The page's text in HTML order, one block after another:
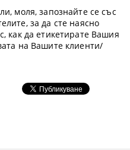
моля, запознайте се със
за да сте наясно
как да етикетирате Вашия
на Вашите клиенти/